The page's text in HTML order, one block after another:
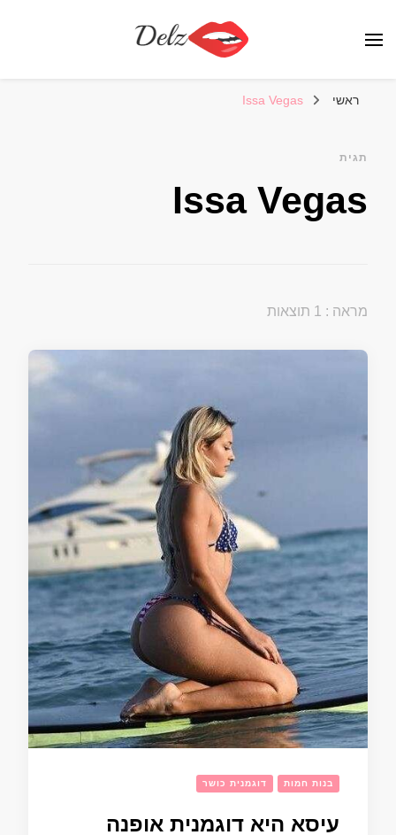
ראשי Issa Vegas
תגית
Issa Vegas
מראה : 1 תוצאות
בנות חמות דוגמנית כושר
עיסא היא דוגמנית אופנה